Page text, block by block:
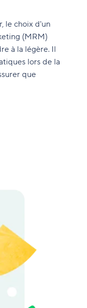
le choix d'un
(MRM)
à la légère. Il
lors de la
que